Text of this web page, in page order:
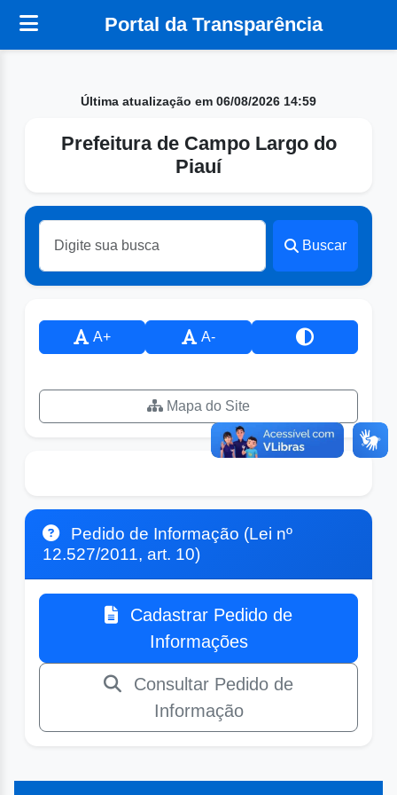
Portal da Transparência
Última atualização em 06/08/2026 14:59
Prefeitura de Campo Largo do
Piauí
Buscar
A+ A-
Mapa do Site
Pedido de Informação (Lei nº
12.527/2011, art. 10)
Cadastrar Pedido de
Informações
Consultar Pedido de
Informação